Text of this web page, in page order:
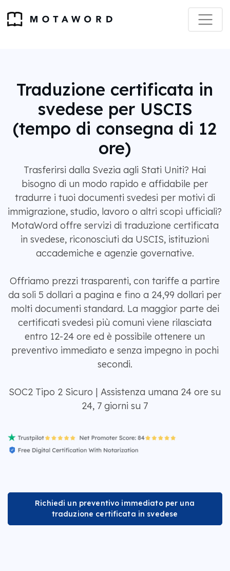
Traduzione certificata in
svedese per USCIS
(tempo di consegna di 12
ore)
Trasferirsi dalla Svezia agli Stati Uniti? Hai
bisogno di un modo rapido e affidabile per
tradurre i tuoi documenti svedesi per motivi di
immigrazione, studio, lavoro o altri scopi ufficiali?
MotaWord offre servizi di traduzione certificata
in svedese, riconosciuti da USCIS, istituzioni
accademiche e agenzie governative.
Offriamo prezzi trasparenti, con tariffe a partire
da soli 5 dollari a pagina e fino a 24,99 dollari per
molti documenti standard. La maggior parte dei
certificati svedesi più comuni viene rilasciata
entro 12-24 ore ed è possibile ottenere un
preventivo immediato e senza impegno in pochi
secondi.
SOC2 Tipo 2 Sicuro | Assistenza umana 24 ore su
24, 7 giorni su 7
Richiedi un preventivo immediato per una
traduzione certificata in svedese